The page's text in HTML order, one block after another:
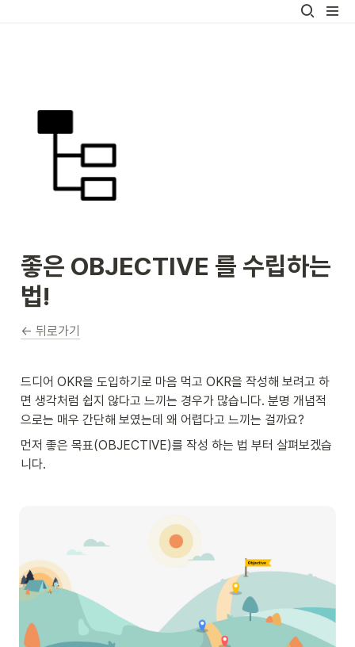
좋은 OBJECTIVE 를 수립하는
법!
← 뒤로가기
드디어 OKR을 도입하기로 마음 먹고 OKR을 작성해 보려고 하
면 생각처럼 쉽지 않다고 느끼는 경우가 많습니다. 분명 개념적
으로는 매우 간단해 보였는데 왜 어렵다고 느끼는 걸까요?
먼저 좋은 목표(OBJECTIVE)를 작성 하는 법 부터 살펴보겠습
니다.